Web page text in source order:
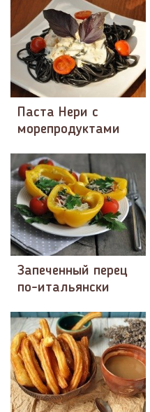
Паста Нери с
морепродуктами
Запеченный перец
по-итальянски